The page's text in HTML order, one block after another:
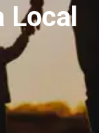
Local